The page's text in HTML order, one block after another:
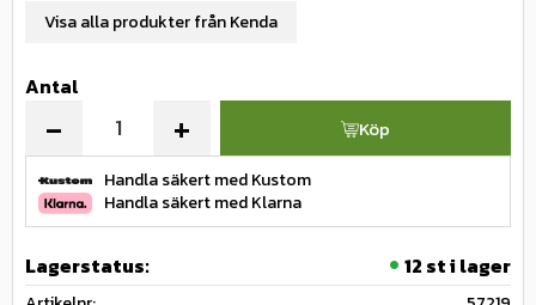
Antal
+
- Köp
Handla säkert med Kustom
Handla säkert med Klarna
Lagerstatus 12 st i lager
Visa alla produkter från Kenda